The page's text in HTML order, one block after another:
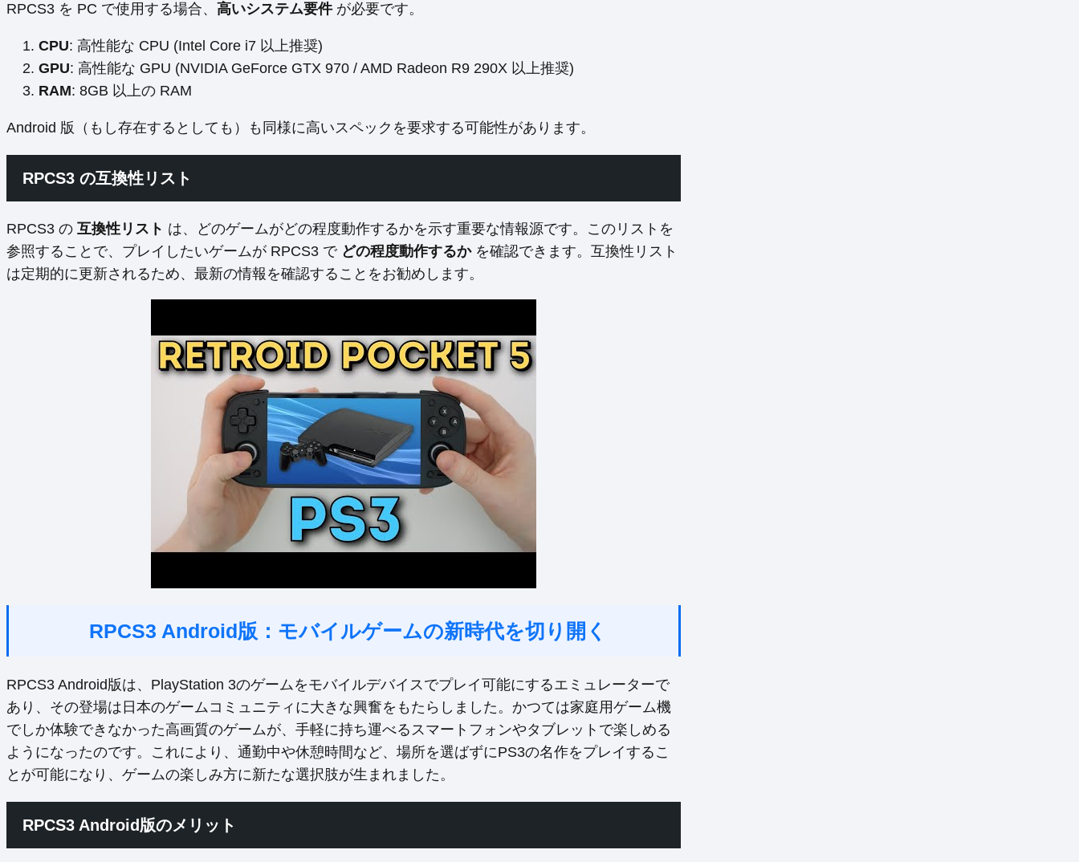
RPCS3 を PC で使用する場合、 高いシステム要件が必要です。
CPU: 高性能な CPU (Intel Core i7 以上推奨)
GPU: 高性能な GPU (NVIDIA GeForce GTX 970 / AMD Radeon R9 290X 以上推奨)
RAM: 8GB 以上の RAM
Android 版（もし存在するとしても）も同様に高いスペックを要求する可能性があります。
RPCS3 の互換性リスト
RPCS3 の 互換性リスト は、どのゲームがどの程度動作するかを示す重要な情報源です。このリストを
参照することで、プレイしたいゲームが RPCS3 で どの程度動作するかを確認できます。互換性リスト
は定期的に更新されるため、最新の情報を確認することをお勧めします。
RPCS3 Android版：モバイルゲームの新時代を切り開く
RPCS3 Android版は、PlayStation 3のゲームをモバイルデバイスでプレイ可能にするエミュレーターで
あり、その登場は日本のゲームコミュニティに大きな興奮をもたらしました。かつては家庭用ゲーム機
でしか体験できなかった高画質のゲームが、手軽に持ち運べるスマートフォンやタブレットで楽しめる
ようになったのです。これにより、通勤中や休憩時間など、場所を選ばずにPS3の名作をプレイするこ
とが可能になり、ゲームの楽しみ方に新たな選択肢が生まれました。
RPCS3 Android版のメリット